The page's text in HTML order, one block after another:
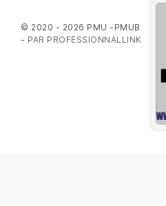
© 2020 - 2026 PMU -PMUB
- PAR PROFESSIONNALLINK